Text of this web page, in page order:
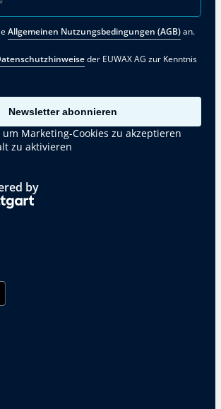
by
Allgemeinen Nutzungsbedingungen (AGB)an.
der EUWAX AG zur Kenntnis
Newsletter abonnieren
Marketing-Cookies zu akzeptieren
zu aktivieren